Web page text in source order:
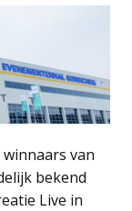
van
bekend
Live in